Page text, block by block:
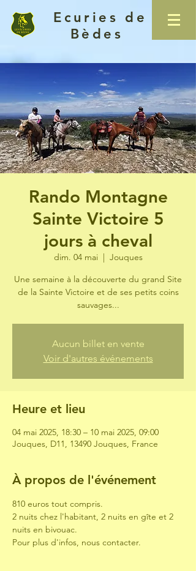
Ecuries de
Bèdes
Rando Montagne
Sainte Victoire 5
jours à cheval
dim. 04 mai
  |
Jouques
Une semaine à la découverte du grand Site
de la Sainte Victoire et de ses petits coins
sauvages...
Aucun billet en vente
Voir d'autres événements
Heure et lieu
04 mai 2025, 18:30 – 10 mai 2025, 09:00
Jouques, D11, 13490 Jouques, France
À propos de l'événement
810 euros tout compris.
2 nuits chez l'habitant, 2 nuits en gîte et 2
nuits en bivouac.
Pour plus d'infos, nous contacter.